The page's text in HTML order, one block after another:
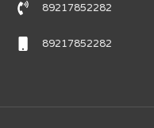
89217852282
89217852282